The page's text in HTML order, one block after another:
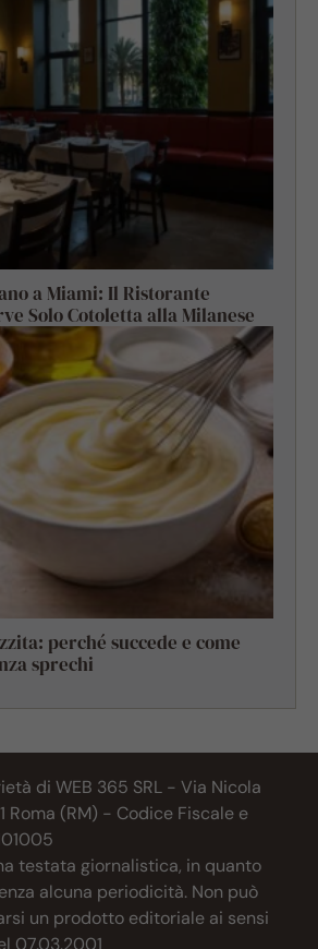
a Miami: Il Ristorante
Solo Cotoletta alla Milanese
perché succede e come
sprechi
di WEB 365 SRL - Via Nicola
Roma (RM) - Codice Fiscale e
testata giornalistica, in quanto
alcuna periodicità. Non può
un prodotto editoriale ai sensi
07.03.2001